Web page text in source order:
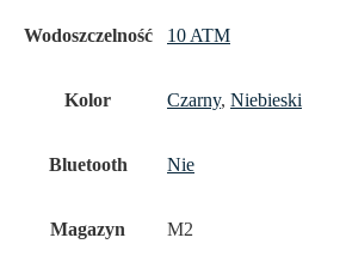
Wodoszczelność 10 ATM
Kolor Czarny, Niebieski
Bluetooth Nie
Magazyn M2